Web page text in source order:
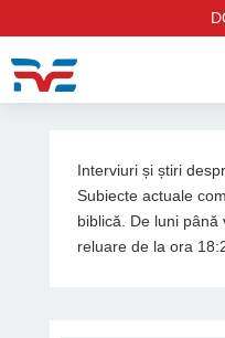
Interviuri și știri
Subiecte actuale
biblică. De luni
reluare de la ora